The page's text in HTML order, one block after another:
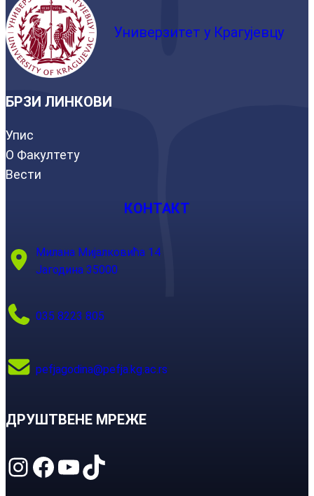
Универзитет у Крагујевцу
БРЗИ ЛИНКОВИ
Упис
О Факултету
Вести
КОНТАКТ
Милана Мијалковића 14
Јагодина 35000
035 8223 805
pefjagodina@pefja.kg.ac.rs
ДРУШТВЕНЕ МРЕЖЕ
Instagram Facebook YouTube TikTok